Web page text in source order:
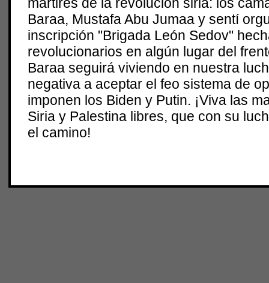
Baraa, Mustafa Abu Jumaa y sentí
inscripción "Brigada León Sedov"
revolucionarios en algún lugar del
Baraa seguirá viviendo en nuestra
negativa a aceptar el feo sistema de
imponen los Biden y Putin. ¡Viva las
Siria y Palestina libres, que con su
el camino!